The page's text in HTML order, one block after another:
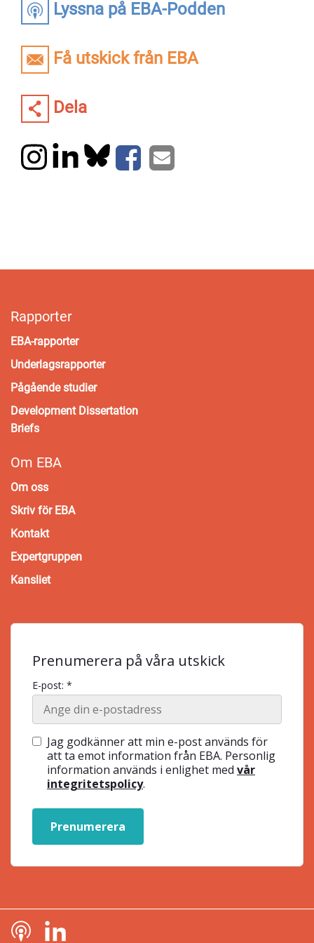
Lyssna på EBA-Podden
Få utskick från EBA
Dela
Rapporter
EBA-rapporter
Underlagsrapporter
Pågående studier
Development Dissertation
Briefs
Om EBA
Om oss
Skriv för EBA
Kontakt
Expertgruppen
Kansliet
Prenumerera på våra utskick
E-post: *
Jag godkänner att min e-post används för
att ta emot information från EBA. Personlig
information används i enlighet med vår
integritetspolicy.
Prenumerera